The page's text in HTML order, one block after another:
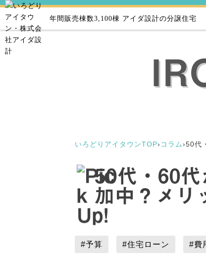
年間販売棟数3,100棟 アイダ設計の分譲住宅
いろどりアイタウンTOP› コラム›50代
50代・60
加中？メリ
#予算 #住宅ローン #費